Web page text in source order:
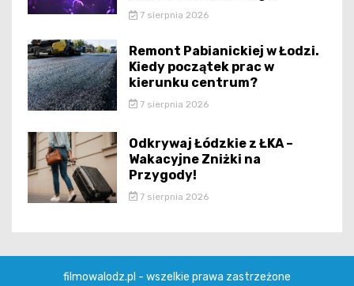
7 sierpnia 2026
Remont Pabianickiej w Łodzi.
Kiedy początek prac w
kierunku centrum?
7 sierpnia 2026
Odkrywaj Łódzkie z ŁKA –
Wakacyjne Zniżki na
Przygody!
7 sierpnia 2026
filmowalodz.pl - wszelkie prawa zastrzeżone